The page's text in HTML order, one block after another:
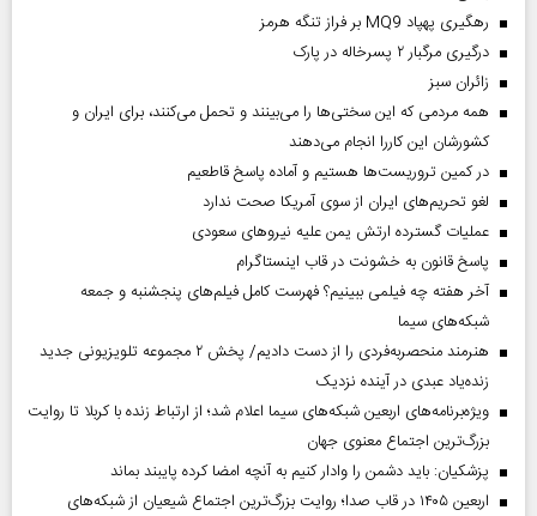
رهگیری پهپاد MQ9 بر فراز تنگه هرمز
درگیری مرگبار ۲ پسرخاله در پارک
‌زائران سبز
همه مردمی که این سختی‌ها را می‌بینند و تحمل می‌کنند، برای ایران و
کشورشان این کاررا انجام می‌دهند
در کمین تروریست‌ها هستیم و آماده پاسخ قاطعیم
لغو تحریم‌های ایران از سوی آمریکا صحت ندارد
عملیات گسترده ارتش یمن علیه نیروهای سعودی
پاسخ قانون به خشونت در قاب اینستاگرام
آخر هفته چه فیلمی ببینیم؟ فهرست کامل فیلم‌های پنجشنبه و جمعه
شبکه‌های سیما
هنرمند منحصر‌به‌فردی را از دست دادیم/ پخش ۲ مجموعه تلویزیونی جدید
زنده‌یاد عبدی در آینده نزدیک
ویژه‌برنامه‌های اربعین شبکه‌های سیما اعلام شد؛ از ارتباط زنده با کربلا تا روایت
بزرگ‌ترین اجتماع معنوی جهان
پزشکیان: باید دشمن را وادار کنیم به آنچه امضا کرده پایبند بماند
اربعین ۱۴۰۵ در قاب صدا؛ روایت بزرگ‌ترین اجتماع شیعیان از شبکه‌های